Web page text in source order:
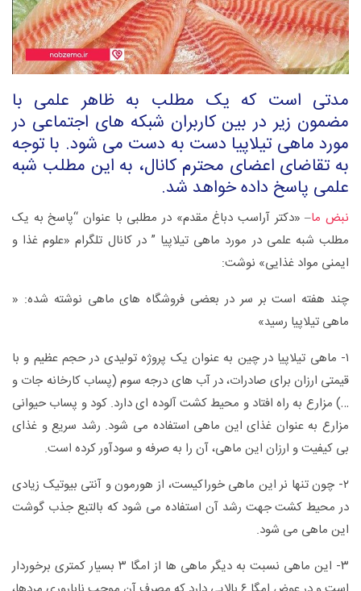
مدتی است که یک مطلب به ظاهر علمی با
مضمون زیر در بین کاربران شبکه های اجتماعی در
مورد ماهی تیلاپیا دست به دست می شود. با توجه
به تقاضای اعضای محترم کانال، به این مطلب شبه
علمی پاسخ داده خواهد شد.
نبض ما– «دکتر آراسب دباغ مقدم» در مطلبی با عنوان “پاسخ به یک
مطلب شبه علمی در مورد ماهی تیلاپیا ” در کانال تلگرام «علوم غذا و
ایمنی مواد غذایی» نوشت:
چند هفته است بر سر در بعضی فروشگاه های ماهی نوشته شده: «
ماهی تیلاپیا رسید»
۱- ماهی تیلاپیا در چین به عنوان یک پروژه تولیدی در حجم عظیم و با
قیمتی ارزان برای صادرات، در آب هاى درجه سوم (پساب کارخانه جات و
…) مزارع به راه افتاد و محیط کشت آلوده ای دارد. کود و پساب حیوانی
مزارع به عنوان غذای این ماهی استفاده می شود. رشد سریع و غذای
بی کیفیت و ارزان این ماهی، آن را به صرفه و سودآور کرده است.
۲- چون تنها نر این ماهی خوراکیست، از هورمون و آنتی بیوتیک زیادی
در محیط کشت جهت رشد آن استفاده می شود که بالتبع جذب گوشت
این ماهی می شود.
۳- این ماهی نسبت به دیگر ماهی ها از امگا ۳ بسیار کمتری برخوردار